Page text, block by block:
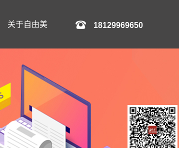
关于自由美 18129969650